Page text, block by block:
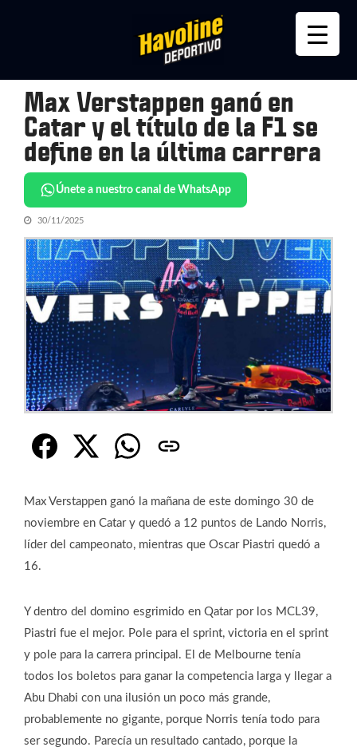
Max Verstappen ganó en
Catar y el título de la F1 se
define en la última carrera
Únete a nuestro canal de WhatsApp
30/11/2025
Max Verstappen ganó la mañana de este domingo 30 de
noviembre en Catar y quedó a 12 puntos de Lando Norris,
líder del campeonato, mientras que Oscar Piastri quedó a
16.
Y dentro del domino esgrimido en Qatar por los MCL39,
Piastri fue el mejor. Pole para el sprint, victoria en el sprint
y pole para la carrera principal. El de Melbourne tenía
todos los boletos para ganar la competencia larga y llegar a
Abu Dhabi con una ilusión un poco más grande,
probablemente no gigante, porque Norris tenía todo para
ser segundo. Parecía un resultado cantado, porque la